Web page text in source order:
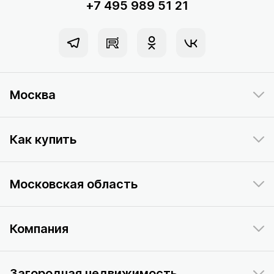
+7 495 989 51 21
Москва
Как купить
Московская область
Компания